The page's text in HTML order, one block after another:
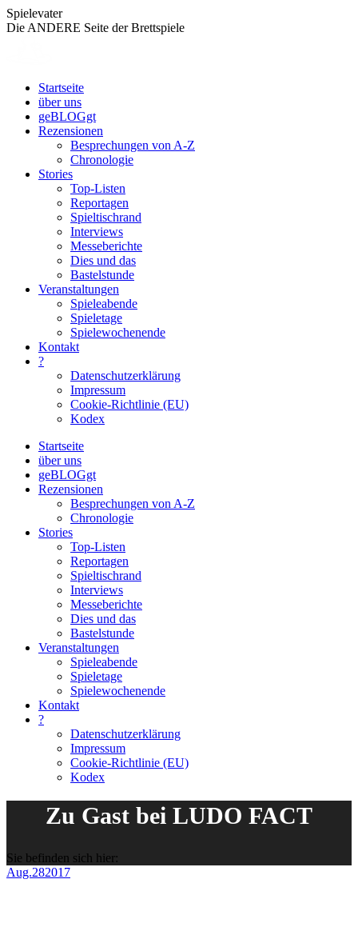
Zum
Inhalt
Spielevater
Die ANDERE Seite der Brettspiele
Startseite
über uns
geBLOGgt
Rezensionen
Besprechungen von A-Z
Chronologie
Stories
Top-Listen
Reportagen
Spieltischrand
Interviews
Messeberichte
Dies und das
Bastelstunde
Veranstaltungen
Spieleabende
Spieletage
Spielewochenende
Kontakt
?
Datenschutzerklärung
Impressum
Cookie-Richtlinie (EU)
Kodex
Startseite
über uns
geBLOGgt
Rezensionen
Besprechungen von A-Z
Chronologie
Stories
Top-Listen
Reportagen
Spieltischrand
Interviews
Messeberichte
Dies und das
Bastelstunde
Veranstaltungen
Spieleabende
Spieletage
Spielewochenende
Kontakt
?
Datenschutzerklärung
Impressum
Cookie-Richtlinie (EU)
Kodex
Zu Gast bei LUDO FACT
Sie befinden sich hier:
Aug.282017